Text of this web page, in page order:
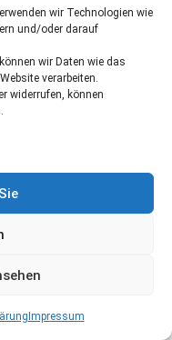
wir Technologien wie
und/oder darauf
wir Daten wie das
verarbeiten.
widerrufen, können
Impressum